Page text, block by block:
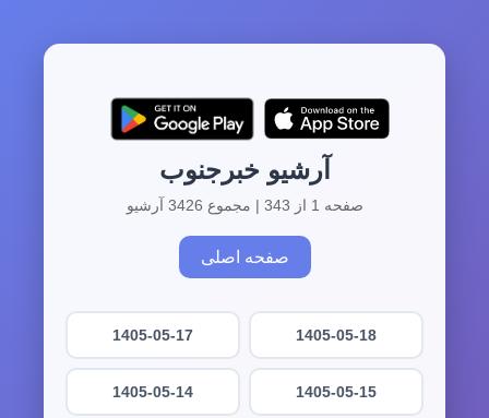
آرشیو خبرجنوب
صفحه 1 از 343 | مجموع 3426 آرشیو
صفحه اصلی
1405-05-18
1405-05-17
1405-05-15
1405-05-14